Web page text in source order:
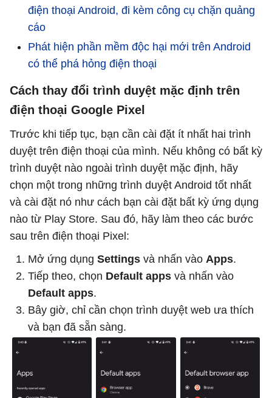
điện thoại Android, đi kèm công cụ chặn quảng
cáo
Phát hiện phần mềm độc hại mới trên Android
có thể phá hỏng điện thoại
Cách thay đổi trình duyệt mặc định trên
điện thoại Google Pixel
Trước khi tiếp tục, bạn cần cài đặt ít nhất hai trình
duyệt trên điện thoại của mình. Nếu không có bất kỳ
trình duyệt nào ngoài trình duyệt mặc định, hãy
chọn một trong những trình duyệt Android tốt nhất
và cài đặt nó như cách bạn cài đặt bất kỳ ứng dụng
nào từ Play Store. Sau đó, hãy làm theo các bước
sau trên điện thoại Pixel:
Mở ứng dụng Settings và nhấn vào Apps.
Tiếp theo, chọn Default apps và nhấn vào
Default apps.
Bây giờ, chỉ cần chọn trình duyệt web ưa thích
và bạn đã sẵn sàng.